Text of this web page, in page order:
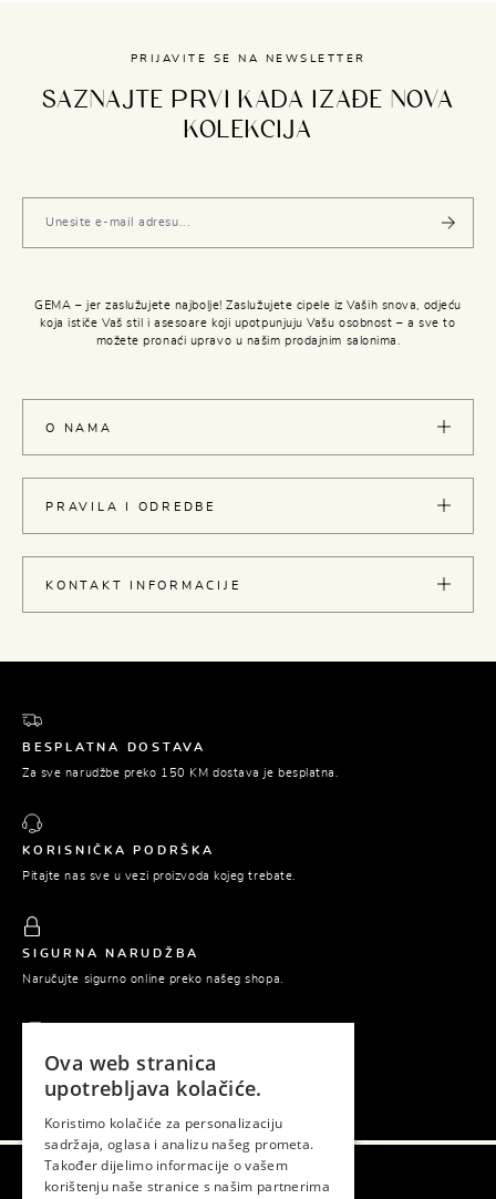
PRIJAVITE SE NA NEWSLETTER
SAZNAJTE PRVI KADA IZAĐE NOVA
KOLEKCIJA
GEMA – jer zaslužujete najbolje! Zaslužujete cipele iz Vaših snova, odjeću
koja ističe Vaš stil i asesoare koji upotpunjuju Vašu osobnost – a sve to
možete pronaći upravo u našim prodajnim salonima.
O NAMA
PRAVILA I ODREDBE
KONTAKT INFORMACIJE
BESPLATNA DOSTAVA
Za sve narudžbe preko 150 KM dostava je besplatna.
KORISNIČKA PODRŠKA
Pitajte nas sve u vezi proizvoda kojeg trebate.
SIGURNA NARUDŽBA
Naručujte sigurno online preko našeg shopa.
PLAĆANJE POUZEĆEM
Platite tek prilikom preuzimanja naručene robe.
Ova web stranica
upotrebljava kolačiće.
Koristimo kolačiće za personalizaciju
sadržaja, oglasa i analizu našeg prometa.
Također dijelimo informacije o vašem
korištenju naše stranice s našim partnerima